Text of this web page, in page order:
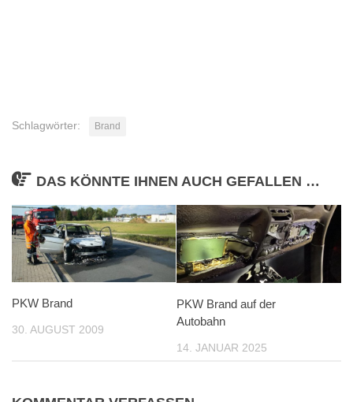
Schlagwörter: Brand
DAS KÖNNTE IHNEN AUCH GEFALLEN …
PKW Brand
30. AUGUST 2009
PKW Brand auf der
Autobahn
14. JANUAR 2025